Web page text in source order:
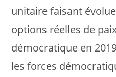
unitaire faisant
options réelles de
démocratique en
les forces